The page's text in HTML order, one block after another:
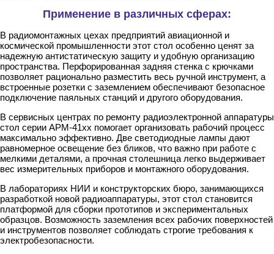
Применение в различных сферах:
В радиомонтажных цехах предприятий авиационной и
космической промышленности этот стол особенно ценят за
надежную антистатическую защиту и удобную организацию
пространства. Перфорированная задняя стенка с крючками
позволяет рационально разместить весь ручной инструмент, а
встроенные розетки с заземлением обеспечивают безопасное
подключение паяльных станций и другого оборудования.
В сервисных центрах по ремонту радиоэлектронной аппаратуры
стол серии АРМ-41хх помогает организовать рабочий процесс
максимально эффективно. Две светодиодные лампы дают
равномерное освещение без бликов, что важно при работе с
мелкими деталями, а прочная столешница легко выдерживает
вес измерительных приборов и монтажного оборудования.
В лабораториях НИИ и конструкторских бюро, занимающихся
разработкой новой радиоаппаратуры, этот стол становится
платформой для сборки прототипов и экспериментальных
образцов. Возможность заземления всех рабочих поверхностей
и инструментов позволяет соблюдать строгие требования к
электробезопасности.